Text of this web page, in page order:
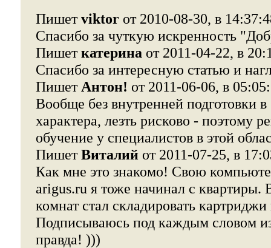
Пишетviktor от 2010-08-30, в
Спасибо за чуткую искренность
Пишеткатерина от 2011-04-22, в
Спасибо за интересную статью и
Пишет Антон! от 2011-06-06, в
Вообще без внутренней подготовки
характера, лезть рисково - поэтому
обучение у специалистов в этой
ПишетВиталий от 2011-07-25, в
Как мне это знакомо! Свою
arigus.ru я тоже начинал с квартиры.
комнат стал складировать
Подписываюсь под каждым словом
правда! )))